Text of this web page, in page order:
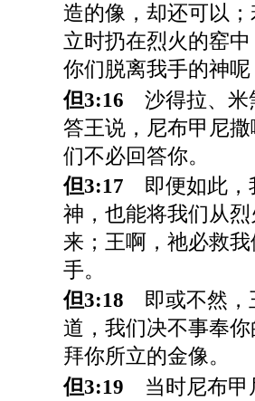
造的像，却还可以
立时扔在烈火的窑
你们脱离我手的神呢
但3:16 沙得拉、米
答王说，尼布甲尼
们不必回答你。
但3:17 即便如此，
神，也能将我们从
来；王啊，祂必救
手。
但3:18 即或不然，
道，我们决不事奉
拜你所立的金像。
但3:19 当时尼布甲